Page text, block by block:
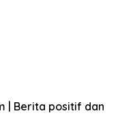
| Berita positif dan